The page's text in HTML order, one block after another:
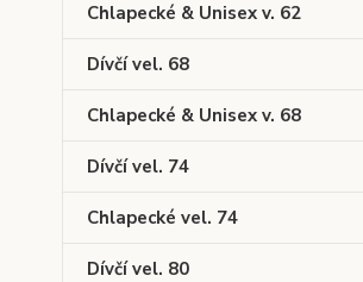
Chlapecké & Unisex v. 62
Dívčí vel. 68
Chlapecké & Unisex v. 68
Dívčí vel. 74
Chlapecké vel. 74
Dívčí vel. 80